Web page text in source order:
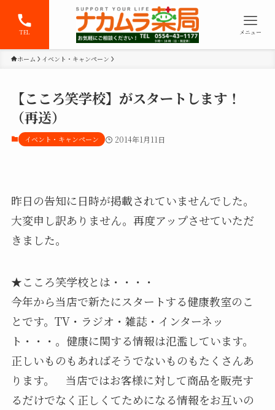
TEL メニュー
ホーム イベント・キャンペーン
【こころ笑学校】がスタートします！
（再送）
イベント・キャンペーン 2014年1月11日
昨日の告知に日時が掲載されていませんでした。
大変申し訳ありません。再度アップさせていただ
きました。
★こころ笑学校とは・・・・
今年から当店で新たにスタートする健康教室のこ
とです。TV・ラジオ・雑誌・インターネッ
ト・・・。健康に関する情報は氾濫しています。
正しいものもあればそうでないものもたくさんあ
ります。 当店ではお客様に対して商品を販売す
るだけでなく正しくてためになる情報をお互いの